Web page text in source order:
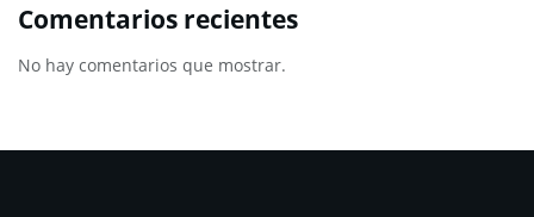
Comentarios recientes
No hay comentarios que mostrar.